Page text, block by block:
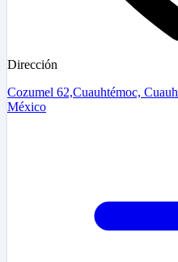
Dirección
Cozumel 62,Cuauhtémoc,
México